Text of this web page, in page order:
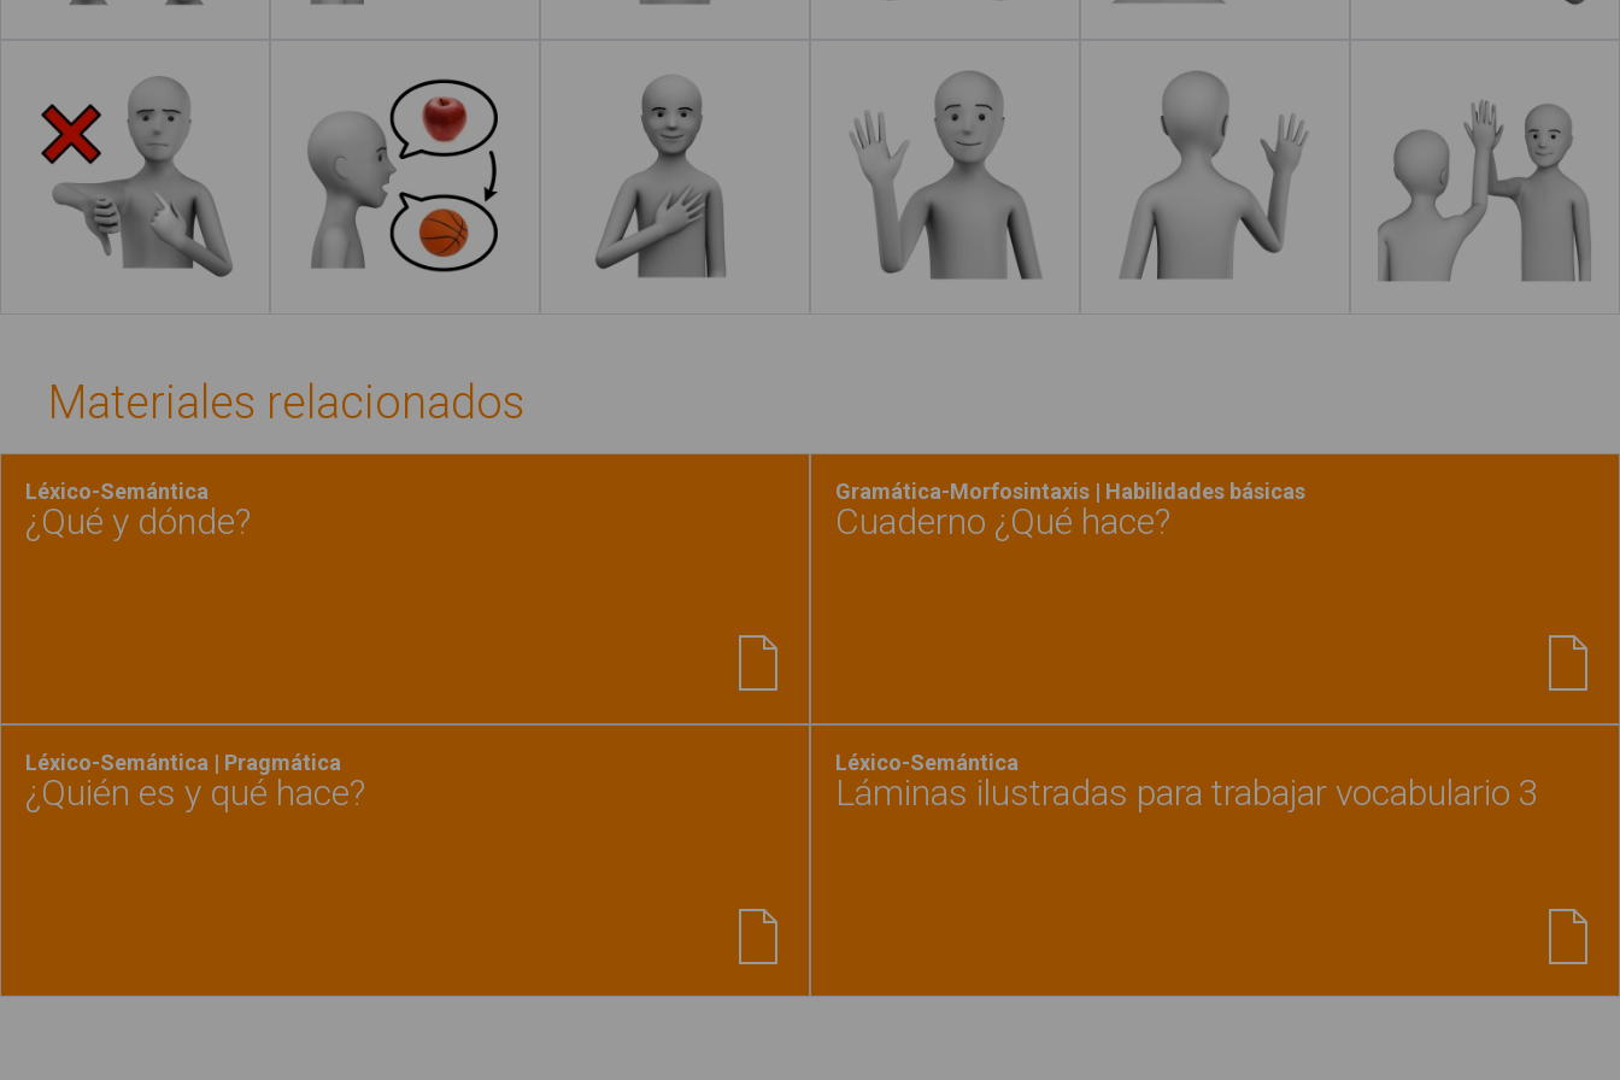
Leer más acerca de "Estoy mal"
Leer más acerca de "Cambiar de tema"
Cambiar de tema
Leer más acerca de "Gracias"
Leer más acerca de "Hola"
Leer más
Materiales relacionados
Léxico-Semántica
¿Qué y dónde?
Gramática-Morfosintaxis | Habilidades básicas
Cuaderno ¿Qué hace?
Léxico-Semántica | Pragmática
¿Quién es y qué hace?
Léxico-Semántica
Láminas ilustradas para trabajar vocabulario 3